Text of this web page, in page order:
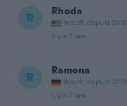
R Rhoda
Inscrit depuis 2018
il y a 7 ans
R Ramona
Inscrit depuis 2019
il y a 7 ans